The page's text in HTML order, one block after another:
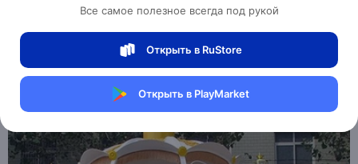
Все самое полезное всегда под рукой
Открыть в RuStore
Открыть в PlayMarket
0 отзывов 0
Магазин Ephdarren
Артикул:MXM4766662626